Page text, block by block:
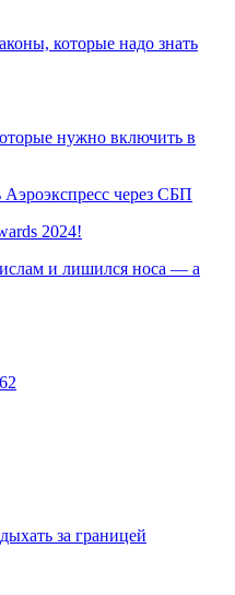
которые надо знать
нужно включить в
Аэроэкспресс через СБП
2024!
и лишился носа — а
за границей